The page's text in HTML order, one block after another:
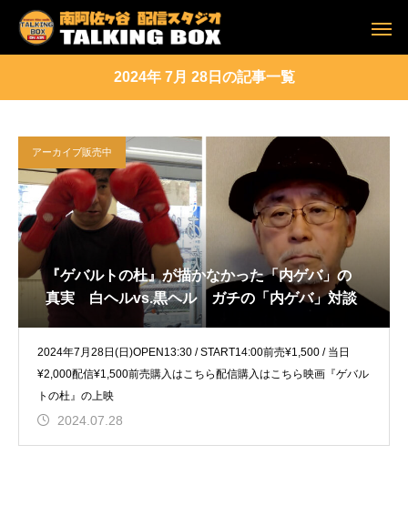
2024年 7月 28日の記事一覧
アーカイブ販売中
『ゲバルトの杜』が描かなかった「内ゲバ」の
真実 白ヘルvs.黒ヘル ガチの「内ゲバ」対談
2024年7月28日(日)OPEN13:30 / START14:00前売¥1,500 / 当日
¥2,000配信¥1,500前売購入はこちら配信購入はこちら映画『ゲバル
トの杜』の上映
2024.07.28